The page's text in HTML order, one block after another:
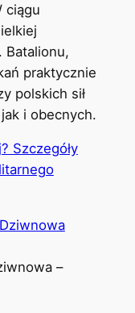
ciągu
Batalionu,
praktycznie
polskich sił
i obecnych.
Szczegóły
–